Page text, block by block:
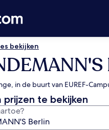
bekijken
in de buurt van EUREF-
prijzen te bekijken